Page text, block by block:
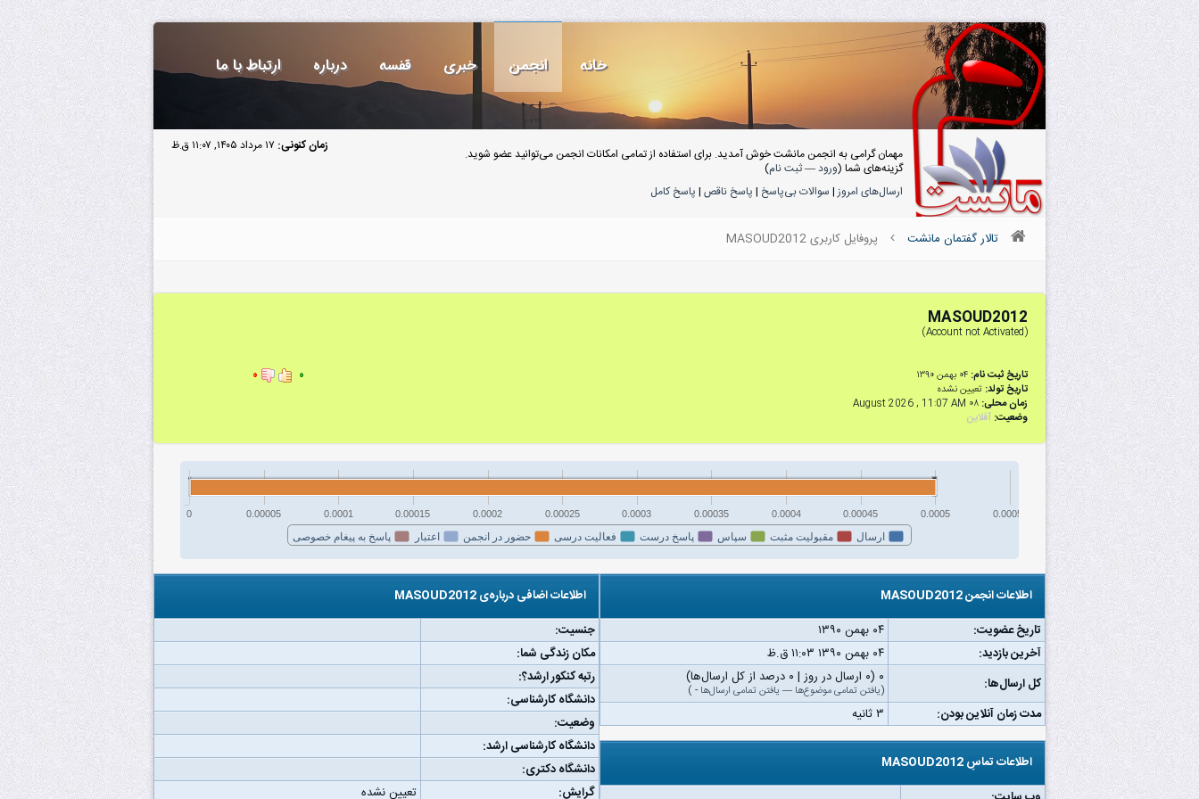
خانه انجمن خبری قفسه درباره ارتباط با ما
زمان کنونی: ۱۷ مرداد ۱۴۰۵, ۱۱:۰۷ ق.ظ
مهمان گرامی به انجمن مانشت خوش آمدید. برای استفاده از تمامی امکانات انجمن می‌توانید عضو شوید.
گزینه‌های شما (ورود—ثبت نام)
ارسال‌های امروز| سوالات بی‌پاسخ | پاسخ ناقص | پاسخ کامل
تالار گفتمان مانشت پروفایل کاربری MASOUD2012
MASOUD2012
(Account not Activated)
تاریخ ثبت نام: ۰۴ بهمن ۱۳۹۰
تاریخ تولد: تعیین نشده
زمان محلی: ۰۸ August 2026 , 11:07 AM
وضعیت: آفلاین
۰ ۰
ارسال مقبولیت مثبت سپاس پاسخ درست فعالیت درسی حضور در انجمن اعتبار پاسخ به پیغام خصوصی
0 0.00005 0.0001 0.00015 0.0002 0.00025 0.0003 0.00035 0.0004 0.00045 0.0005 0.00055
اطلاعات انجمن MASOUD2012
تاریخ عضویت:
۰۴ بهمن ۱۳۹۰
آخرین بازدید:
۰۴ بهمن ۱۳۹۰ ۱۱:۰۳ ق.ظ
کل ارسال‌ها:
۰ (۰ ارسال در روز | ۰ درصد از کل ارسال‌ها)
(یافتن تمامی موضوع‌ها — یافتن تمامی ارسال‌ها -
)
مدت زمان آنلاین بودن: ۳ ثانیه
اطلاعات تماسِ MASOUD2012
اطلاعات اضافی درباره‌ی MASOUD2012
جنسیت:
مکان زندگی شما:
رتبه کنکور ارشد؟:
دانشگاه کارشناسی:
وضعیت:
دانشگاه کارشناسی ارشد:
دانشگاه دکتری:
گرایش:
تعیین نشده